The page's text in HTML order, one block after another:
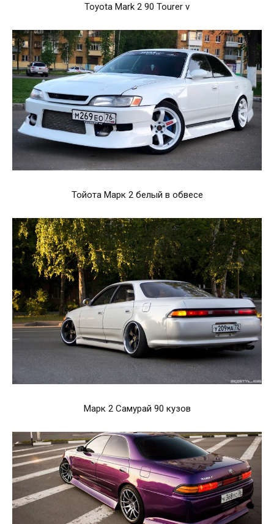
Toyota Mark 2 90 Tourer v
Тойота Марк 2 белый в обвесе
Марк 2 Самурай 90 кузов